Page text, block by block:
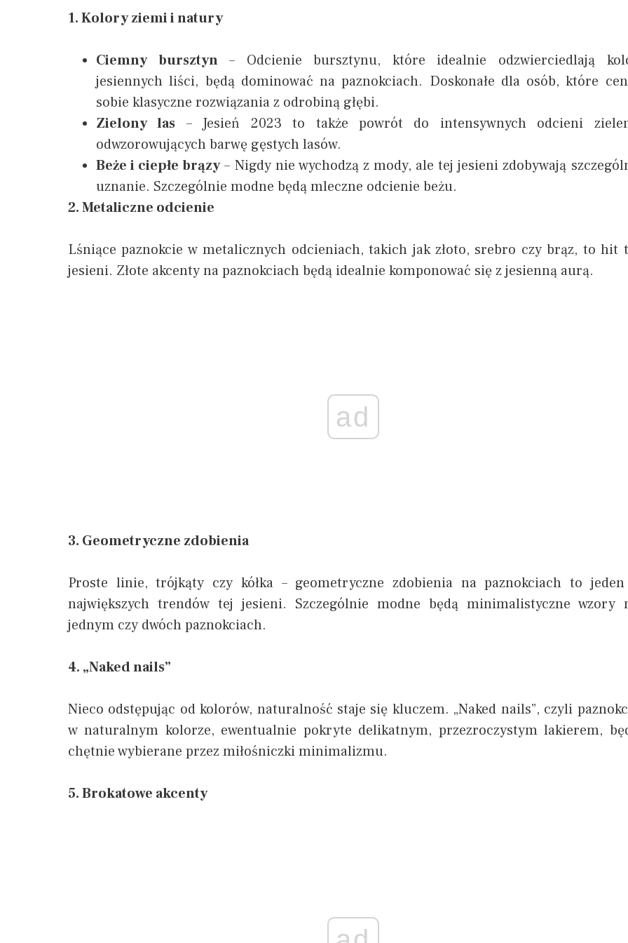
1. Kolory ziemi i natury
Ciemny bursztyn– Odcienie bursztynu, które idealnie odzwierciedlają
jesiennych liści, będą dominować na paznokciach. Doskonałe dla osób, które
sobie klasyczne rozwiązania z odrobiną głębi.
Zielony las – Jesień 2023 to także powrót do intensywnych odcieni
odwzorowujących barwę gęstych lasów.
Beże i ciepłe brązy– Nigdy nie wychodzą z mody, ale tej jesieni zdobywają
uznanie. Szczególnie modne będą mleczne odcienie beżu.
2. Metaliczne odcienie
Lśniące paznokcie w metalicznych odcieniach, takich jak złoto, srebro czy brąz, to hit
jesieni. Złote akcenty na paznokciach będą idealnie komponować się z jesienną aurą.
ad
3. Geometryczne zdobienia
Proste linie, trójkąty czy kółka – geometryczne zdobienia na paznokciach to
największych trendów tej jesieni. Szczególnie modne będą minimalistyczne wzory
jednym czy dwóch paznokciach.
4. „Naked nails”
Nieco odstępując od kolorów, naturalność staje się kluczem. „Naked nails”, czyli
w naturalnym kolorze, ewentualnie pokryte delikatnym, przezroczystym lakierem,
chętnie wybierane przez miłośniczki minimalizmu.
5. Brokatowe akcenty